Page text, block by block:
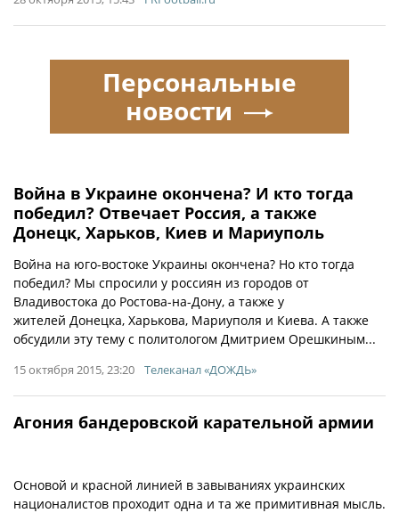
Война в Украине окончена? И кто тогда
победил? Отвечает Россия, а также
Донецк, Харьков, Киев и Мариуполь
Война на юго-востоке Украины окончена? Но кто тогда
победил? Мы спросили у россиян из городов от
Владивостока до Ростова-на-Дону, а также у
жителей Донецка, Харькова, Мариуполя и Киева. А также
обсудили эту тему с политологом Дмитрием Орешкиным...
15 октября 2015, 23:20 Телеканал «ДОЖДЬ»
Агония бандеровской карательной армии
Основой и красной линией в завываниях украинских
националистов проходит одна и та же примитивная мысль.
Персональные
новости